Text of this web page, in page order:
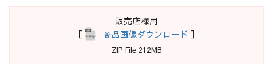
販売店様用
［
商品画像ダウンロード ］
ZIP File 212MB